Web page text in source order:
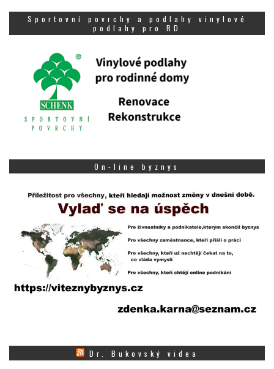
Sportovní povrchy a podlahy vinylové
podlahy pro RD
On-line byznys
Dr. Bukovský videa